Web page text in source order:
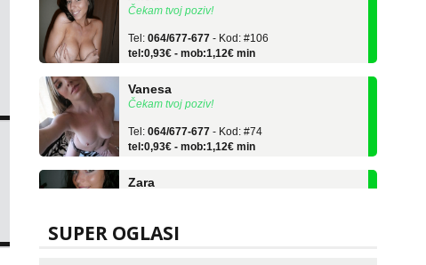
064/677-677
tel:0,93€ - mob:1,12€ min
Čekam tvoj poziv!
064/677-677
tel:0,93€ - mob:1,12€ min
Čekam tvoj poziv!
SUPER OGLASI